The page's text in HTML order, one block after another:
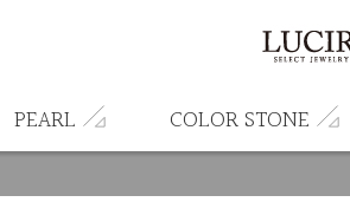
PEARL COLOR STONE